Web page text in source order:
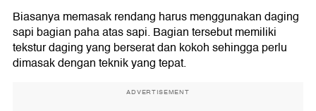
Biasanya memasak rendang harus menggunakan daging
sapi bagian paha atas sapi. Bagian tersebut memiliki
tekstur daging yang berserat dan kokoh sehingga perlu
dimasak dengan teknik yang tepat.
ADVERTISEMENT